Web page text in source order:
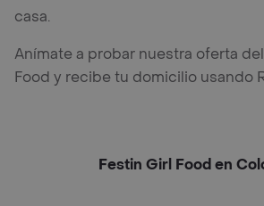
casa.
Anímate a probar nuestra oferta
Food y recibe tu domicilio usando
Festin Girl Food en